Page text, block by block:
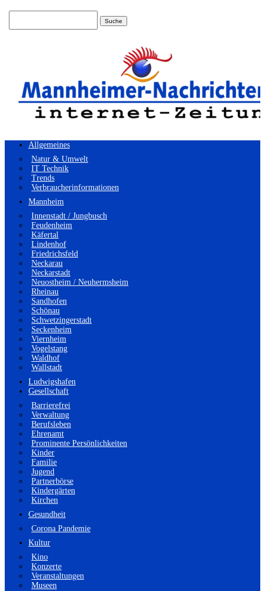
Allgemeines
Natur & Umwelt
IT Technik
Trends
Verbraucherinformationen
Mannheim
Innenstadt / Jungbusch
Feudenheim
Käfertal
Lindenhof
Friedrichsfeld
Neckarau
Neckarstadt
Neuostheim / Neuhermsheim
Rheinau
Sandhofen
Schönau
Schwetzingerstadt
Seckenheim
Viernheim
Vogelstang
Waldhof
Wallstadt
Ludwigshafen
Gesellschaft
Barrierefrei
Verwaltung
Berufsleben
Ehrenamt
Prominente Persönlichkeiten
Kinder
Familie
Jugend
Partnerbörse
Kindergärten
Kirchen
Gesundheit
Corona Pandemie
Kultur
Kino
Konzerte
Veranstaltungen
Museen